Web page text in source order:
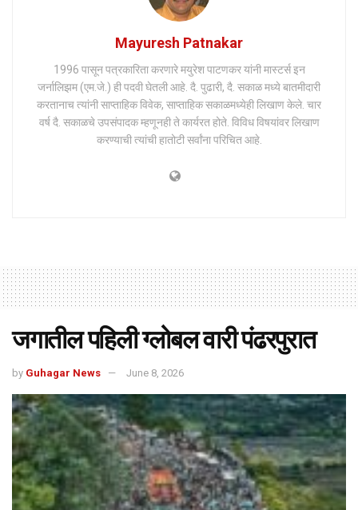
Mayuresh Patnakar
1996 पासून पत्रकारिता करणारे मयुरेश पाटणकर यांनी मास्टर्स इन
जर्नालिझम (एम.जे.) ही पदवी घेतली आहे. दै. पुढारी, दै. सकाळ मध्ये बातमीदारी
करतानाच त्यांनी साप्ताहिक विवेक, साप्ताहिक सकाळमध्येही लिखाण केले. चार
वर्ष दै. सकाळचे उपसंपादक म्हणूनही ते कार्यरत होते. विविध विषयांवर लिखाण
करण्याची त्यांची हातोटी सर्वांना परिचित आहे.
जगातील पहिली ग्लोबल वारी पंढरपुरात
by Guhagar News June 8, 2026